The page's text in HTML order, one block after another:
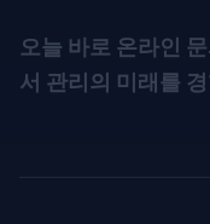
오늘 바로 온라인
서 관리의 미래를